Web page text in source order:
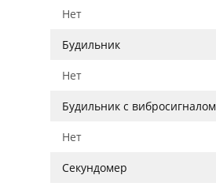
Нет
Будильник
Нет
Будильник с вибросигналом
Нет
Секундомер